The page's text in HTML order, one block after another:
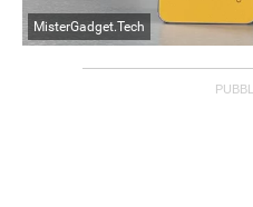
MisterGadget.Tech